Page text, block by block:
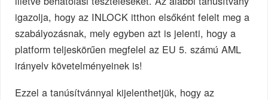
igazolja, hogy az INLOCK itthon elsőként felelt meg a
szabályozásnak, mely egyben azt is jelenti, hogy a
platform teljeskörűen megfelel az EU 5. számú AML
irányelv követelményeinek is!
Ezzel a tanúsítvánnyal kijelenthetjük, hogy az